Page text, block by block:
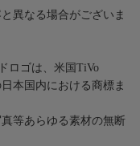
異なる場合がございま
ロゴは、米国TiVo
本国内における商標ま
等あらゆる素材の無断